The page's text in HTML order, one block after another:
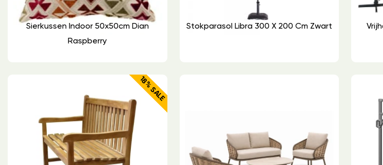
Sierkussen Indoor 50x50cm Dian
Raspberry
Stokparasol Libra 300 X 200 Cm Zwart
18% SALE